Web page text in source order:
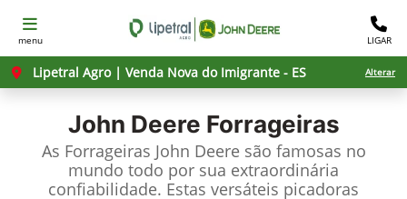
menu LIGAR
Lipetral Agro | Venda Nova do Imigrante - ES Alterar
John Deere Forrageiras
As Forrageiras John Deere são famosas no
mundo todo por sua extraordinária
confiabilidade. Estas versáteis picadoras